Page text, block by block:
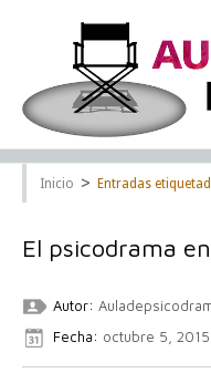
Inicio > Entradas
El psicodrama
Autor:
Fecha: octubre 5, 2015